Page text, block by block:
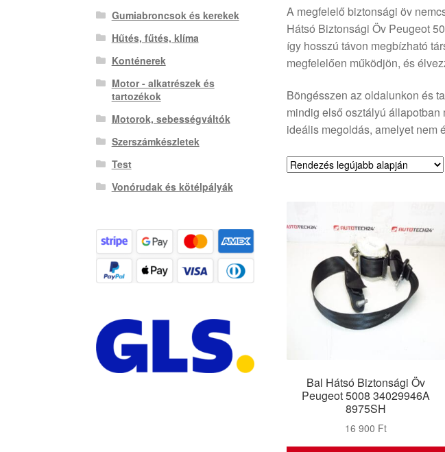
A megfelelő biztonsági öv
Hátsó Biztonsági Öv Peugeot
így hosszú távon megbízható
megfelelően működjön, és
Böngésszen az oldalunkon és
mindig első osztályú
ideális megoldás, amelyet nem
Bal Hátsó Biztonsági Öv
Peugeot 5008 34029946A
8975SH
16 900 Ft
Gumiabroncsok és kerekek
Hűtés, fűtés, klíma
Konténerek
Motor - alkatrészek és
tartozékok
Motorok, sebességváltók
Szerszámkészletek
Test
Vonórudak és kötélpályák